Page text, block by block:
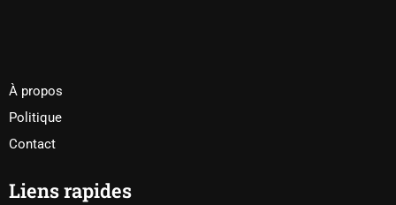
À propos
Politique
Contact
Liens rapides